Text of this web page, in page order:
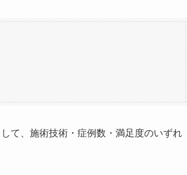
て、施術技術・症例数・満足度のいずれ